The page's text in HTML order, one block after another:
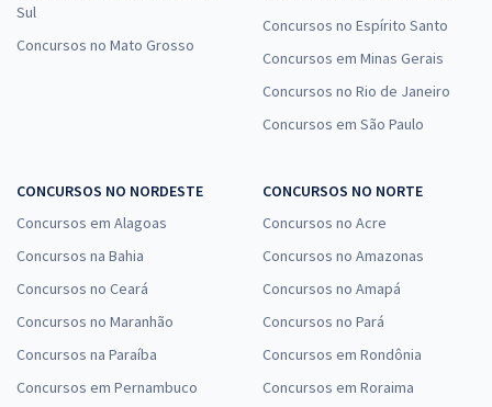
Sul
Concursos no Mato Grosso
Concursos no Espírito Santo
Concursos em Minas Gerais
Concursos no Rio de Janeiro
Concursos em São Paulo
CONCURSOS NO NORDESTE
Concursos em Alagoas
Concursos na Bahia
Concursos no Ceará
Concursos no Maranhão
Concursos na Paraíba
Concursos em Pernambuco
CONCURSOS NO NORTE
Concursos no Acre
Concursos no Amazonas
Concursos no Amapá
Concursos no Pará
Concursos em Rondônia
Concursos em Roraima